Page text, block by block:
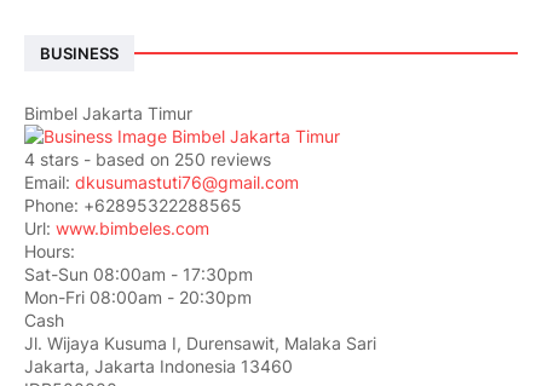
BUSINESS
Bimbel Jakarta Timur
4 stars - based on 250 reviews
Email: dkusumastuti76@gmail.com
Phone: +62895322288565
Url: www.bimbeles.com
Hours:
Sat-Sun 08:00am - 17:30pm
Mon-Fri 08:00am - 20:30pm
Cash
Jl. Wijaya Kusuma I, Durensawit, Malaka Sari
Jakarta, Jakarta Indonesia 13460